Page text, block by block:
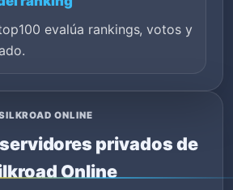
evalúa rankings, votos y
ONLINE
privados de
Online